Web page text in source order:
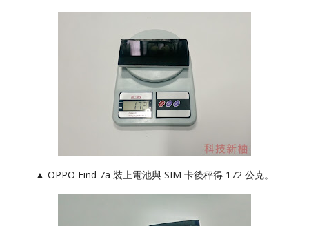
▲ OPPO Find 7a 裝上電池與 SIM 卡後秤得 172 公克。